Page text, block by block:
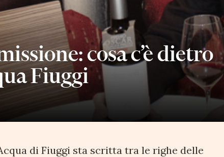
cosa c’è dietro
Fiuggi
di Fiuggi sta scritta tra le righe delle